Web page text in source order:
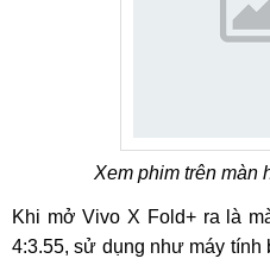
Xem phim trên màn
Khi mở Vivo X Fold+ ra là
4:3.55, sử dụng như máy